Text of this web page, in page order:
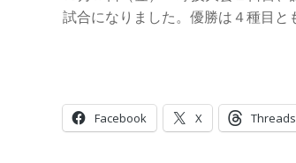
試合になりました。優勝は４種目
Facebook X Threads